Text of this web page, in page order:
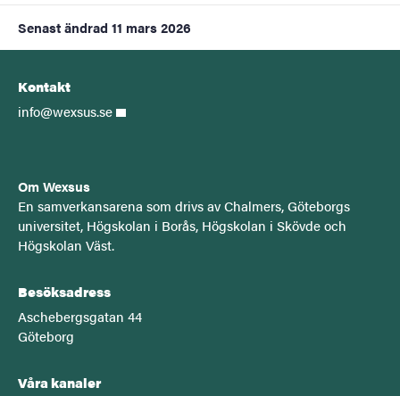
Senast ändrad 11 mars 2026
Kontakt
info@wexsus.se
Om Wexsus
En samverkansarena som drivs av Chalmers, Göteborgs
universitet, Högskolan i Borås, Högskolan i Skövde och
Högskolan Väst.
Besöksadress
Aschebergsgatan 44
Göteborg
Våra kanaler